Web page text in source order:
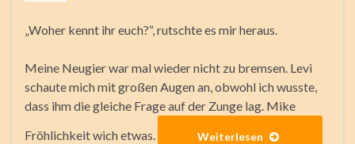
„Woher kennt ihr euch?“, rutschte es mir heraus.
Meine Neugier war mal wieder nicht zu bremsen. Levi
schaute mich mit großen Augen an, obwohl ich wusste,
dass ihm die gleiche Frage auf der Zunge lag. Mike
Fröhlichkeit wich etwas.
Weiterlesen